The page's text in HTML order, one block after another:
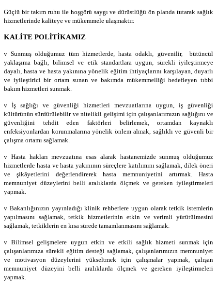
Güçlü bir takım ruhu ile hoşgörü saygı ve dürüstlüğü ön planda tutarak sağlık
hizmetlerinde kaliteye ve mükemmele ulaşmaktır.
KALİTE POLİTİKAMIZ
v Sunmuş olduğumuz tüm hizmetlerde, hasta odaklı, güvenilir, bütüncül
yaklaşıma bağlı, bilimsel ve etik standartlara uygun, sürekli iyileştirmeye
dayalı, hasta ve hasta yakınına yönelik eğitim ihtiyaçlarını karşılayan, duyarlı
ve iyileştirici bir ortam sunan ve bakımda mükemmelliği hedefleyen tıbbi
bakım hizmetleri sunmak.
v İş sağlığı ve güvenliği hizmetleri mevzuatlarına uygun, iş güvenliği
kültürünün sürdürülebilir ve nitelikli gelişimi için çalışanlarımızın sağlığını ve
güvenliğini tehdit eden faktörleri belirlemek, ortamdan kaynaklı
enfeksiyonlardan korunmalarına yönelik önlem almak, sağlıklı ve güvenli bir
çalışma ortamı sağlamak.
v Hasta hakları mevzuatına esas alarak hastanemizde sunmuş olduğumuz
hizmetlerde hasta ve hasta yakınının süreçlere katılımını sağlamak, dilek öneri
ve şikâyetlerini değerlendirerek hasta memnuniyetini artırmak. Hasta
memnuniyet düzeylerini belli aralıklarda ölçmek ve gereken iyileştirmeleri
yapmak.
v Bakanlığınızın yayınladığı klinik rehberlere uygun olarak tetkik istemlerin
yapılmasını sağlamak, tetkik hizmetlerinin etkin ve verimli yürütülmesini
sağlamak, tetkiklerin en kısa sürede tamamlanmasını sağlamak.
v Bilimsel gelişmelere uygun etkin ve etkili sağlık hizmeti sunmak için
çalışanlarımıza sürekli eğitim desteği sağlamak, çalışanlarımızın memnuniyet
ve motivasyon düzeylerini yükseltmek için çalışmalar yapmak, çalışan
memnuniyet düzeyini belli aralıklarda ölçmek ve gereken iyileştirmeleri
yapmak.